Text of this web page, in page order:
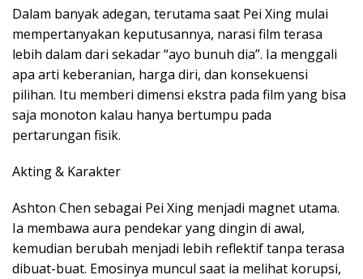
Dalam banyak adegan, terutama saat Pei Xing mulai
mempertanyakan keputusannya, narasi film terasa
lebih dalam dari sekadar “ayo bunuh dia”. Ia menggali
apa arti keberanian, harga diri, dan konsekuensi
pilihan. Itu memberi dimensi ekstra pada film yang bisa
saja monoton kalau hanya bertumpu pada
pertarungan fisik.
Akting & Karakter
Ashton Chen sebagai Pei Xing menjadi magnet utama.
Ia membawa aura pendekar yang dingin di awal,
kemudian berubah menjadi lebih reflektif tanpa terasa
dibuat-buat. Emosinya muncul saat ia melihat korupsi,